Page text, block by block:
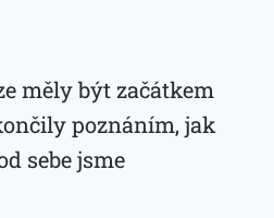
měly být začátkem
poznáním, jak
sebe jsme